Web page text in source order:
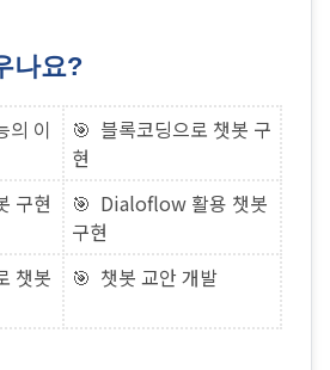
나요?
의 이
🎯 블록코딩으로 챗봇 구
현
구현
🎯 Dialoflow 활용 챗봇
구현
챗봇
🎯 챗봇 교안 개발